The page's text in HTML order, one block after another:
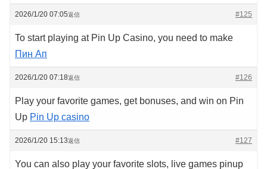
2026/1/20 07:05 #125
返信
To start playing at Pin Up Casino, you need to make
Пин Ап
2026/1/20 07:18 #126
返信
Play your favorite games, get bonuses, and win on Pin
Up Pin Up casino
2026/1/20 15:13 #127
返信
You can also play your favorite slots, live games pinup